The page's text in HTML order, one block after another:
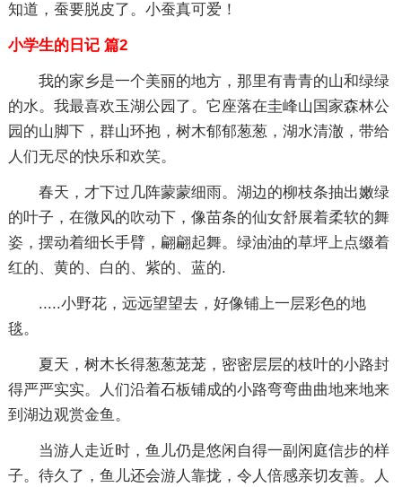
知道，蚕要脱皮了。小蚕真可爱！
小学生的日记 篇2
我的家乡是一个美丽的地方，那里有青青的山和绿绿
的水。我最喜欢玉湖公园了。它座落在圭峰山国家森林公
园的山脚下，群山环抱，树木郁郁葱葱，湖水清澈，带给
人们无尽的快乐和欢笑。
春天，才下过几阵蒙蒙细雨。湖边的柳枝条抽出嫩绿
的叶子，在微风的吹动下，像苗条的仙女舒展着柔软的舞
姿，摆动着细长手臂，翩翩起舞。绿油油的草坪上点缀着
红的、黄的、白的、紫的、蓝的.
.....小野花，远远望望去，好像铺上一层彩色的地
毯。
夏天，树木长得葱葱茏茏，密密层层的枝叶的小路封
得严严实实。人们沿着石板铺成的小路弯弯曲曲地来地来
到湖边观赏金鱼。
当游人走近时，鱼儿仍是悠闲自得一副闲庭信步的样
子。待久了，鱼儿还会游人靠拢，令人倍感亲切友善。人